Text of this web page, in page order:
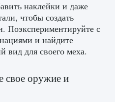
2 096
наклейки и даже
чтобы создать
Поэкспериментируйте с
и найдите
вид для своего меха.
оружие и